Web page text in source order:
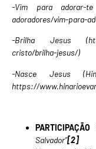
-Vim para adorar-
adoradores/vim-para-
-Brilha Jesus (
cristo/brilha-jesus/)
-Nasce Jesus
https://
Salvador”[2]